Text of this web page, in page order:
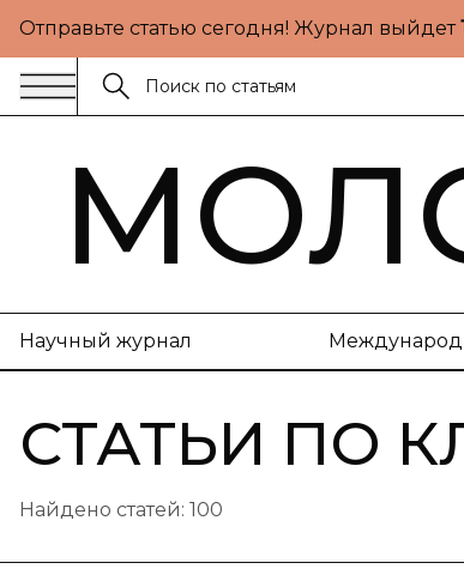
Отправьте статью сегодня! Журнал выйдет
Научный журнал
СТАТЬИ ПО
Найдено статей: 100